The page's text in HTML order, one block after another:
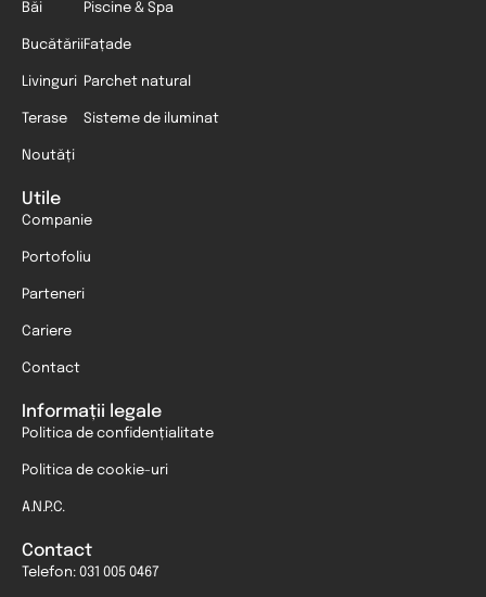
Băi
Bucătării
Livinguri
Terase
Noutăți
Piscine & Spa
Fațade
Parchet natural
Sisteme de iluminat
Utile
Companie
Portofoliu
Parteneri
Cariere
Contact
Informații legale
Politica de confidențialitate
Politica de cookie-uri
A.N.P.C.
Contact
Telefon: 031 005 0467